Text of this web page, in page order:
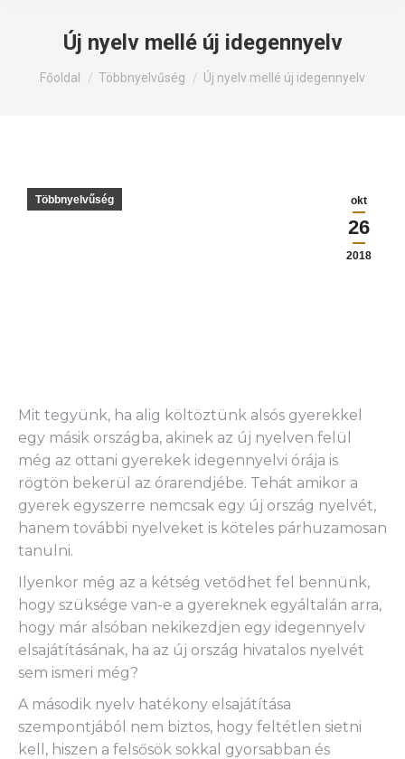
Új nyelv mellé új idegennyelv
Itt állsz:
Főoldal Többnyelvűség Új nyelv mellé új idegennyelv
okt
26
2018
Többnyelvűség
Mit tegyünk, ha alig költöztünk alsós gyerekkel
egy másik országba, akinek az új nyelven felül
még az ottani gyerekek idegennyelvi órája is
rögtön bekerül az órarendjébe. Tehát amikor a
gyerek egyszerre nemcsak egy új ország nyelvét,
hanem további nyelveket is köteles párhuzamosan
tanulni.
Ilyenkor még az a kétség vetődhet fel bennünk,
hogy szüksége van-e a gyereknek egyáltalán arra,
hogy már alsóban nekikezdjen egy idegennyelv
elsajátításának, ha az új ország hivatalos nyelvét
sem ismeri még?
A második nyelv hatékony elsajátítása
szempontjából nem biztos, hogy feltétlen sietni
kell, hiszen a felsősök sokkal gyorsabban és